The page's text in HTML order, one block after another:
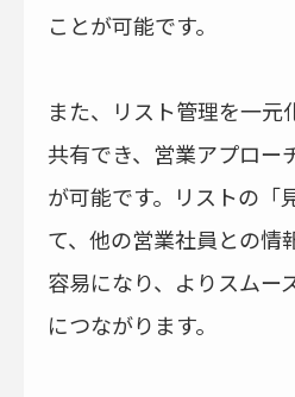
ことが可能です。
また、リスト管理を一元
共有でき、営業アプロー
が可能です。リストの「
て、他の営業社員との情
容易になり、よりスムー
につながります。